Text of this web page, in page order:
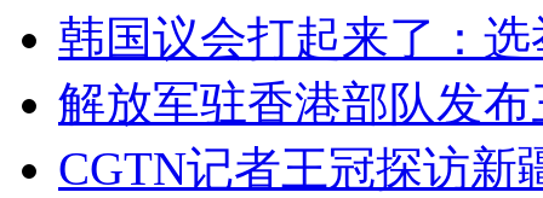
韩国议会打起来了：
解放军驻香港部队发
CGTN记者王冠探访新